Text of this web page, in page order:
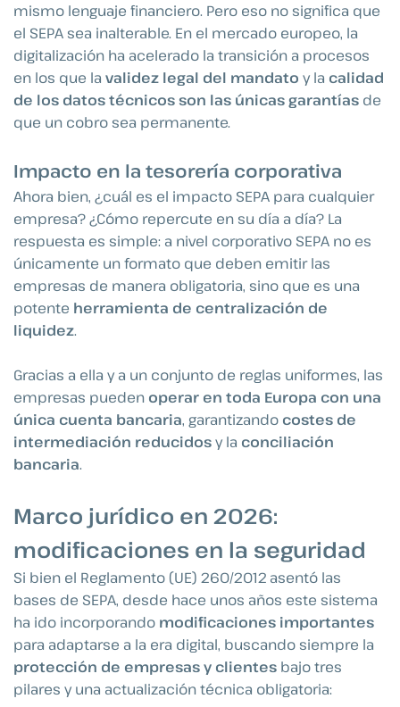
mismo lenguaje financiero. Pero eso no significa que
el SEPA sea inalterable. En el mercado europeo, la
digitalización ha acelerado la transición a procesos
en los que la validez legal del mandato y la calidad
de los datos técnicos son las únicas garantías de
que un cobro sea permanente.
Impacto en la tesorería corporativa
Ahora bien, ¿cuál es el impacto SEPA para cualquier
empresa? ¿Cómo repercute en su día a día? La
respuesta es simple: a nivel corporativo SEPA no es
únicamente un formato que deben emitir las
empresas de manera obligatoria, sino que es una
potente herramienta de centralización de
liquidez.
Gracias a ella y a un conjunto de reglas uniformes, las
empresas pueden operar en toda Europa con una
única cuenta bancaria, garantizando costes de
intermediación reducidosy la conciliación
bancaria.
Marco jurídico en 2026:
modificaciones en la seguridad
Si bien el Reglamento (UE) 260/2012 asentó las
bases de SEPA, desde hace unos años este sistema
ha ido incorporando modificaciones importantes
para adaptarse a la era digital, buscando siempre la
protección de empresas y clientes bajo tres
pilares y una actualización técnica obligatoria: